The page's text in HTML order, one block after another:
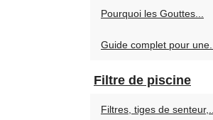
Pourquoi les Gouttes...
Guide complet pour une...
Filtre de piscine
Filtres, tiges de senteur,...